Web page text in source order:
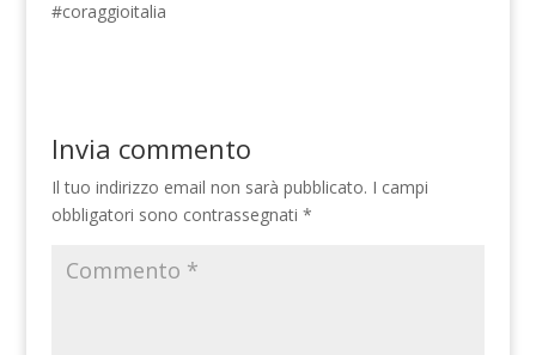
#coraggioitalia
Invia commento
Il tuo indirizzo email non sarà pubblicato. I campi
obbligatori sono contrassegnati *